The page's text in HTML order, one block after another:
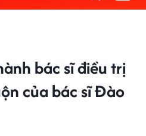
bác sĩ điều trị
của bác sĩ Đào